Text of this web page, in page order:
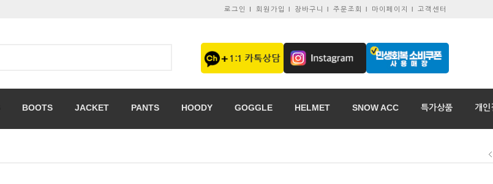
로그인 I 회원가입 l 장바구니 l 주문조회 l 마이페이지 l 고객센터
BOOTS JACKET PANTS HOODY GOGGLE HELMET SNOW ACC 특가상품 개인